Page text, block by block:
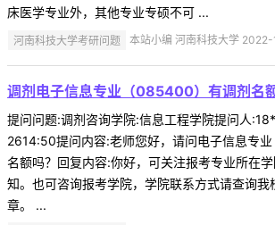
床医学专业外，其他专业专硕不可 ...
河南科技大学考研问题 本站小编 河南科技大学
调剂电子信息专业（085400）有调剂名
提问问题:调剂咨询学院:信息工程学院提问人
2614:50提问内容:老师您好，请问电子信息专
名额吗？回复内容:你好，可关注报考专业所在
知。也可咨询报考学院，学院联系方式请查询
章。 ...